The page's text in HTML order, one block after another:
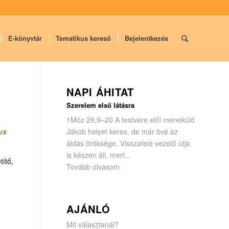
E-könyvtár Tematikus kereső Bejelentkezés
NAPI ÁHITAT
Szerelem első látásra
1Móz 29,9–20 A testvére elől menekülő
Jákób helyet keres, de már övé az
áldás öröksége. Visszafelé vezető útja
is készen áll, mert...
Tovább olvasom
AJÁNLÓ
Mit választanál?